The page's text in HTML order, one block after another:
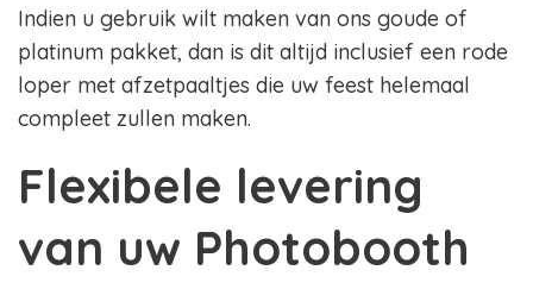
Indien u gebruik wilt maken van ons goude of
platinum pakket, dan is dit altijd inclusief een rode
loper met afzetpaaltjes die uw feest helemaal
compleet zullen maken.
Flexibele levering
van uw Photobooth